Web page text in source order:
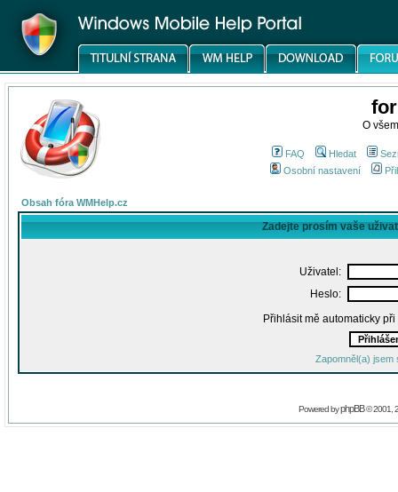
O
FAQ Hledat
Osobní nastavení
Obsah fóra WMHelp.cz
Zadejte prosím vaše
Uživatel:
Heslo:
Přihlásit mě automaticky
Zapomněl(a) jsem
Powered byphpBB© 2001,